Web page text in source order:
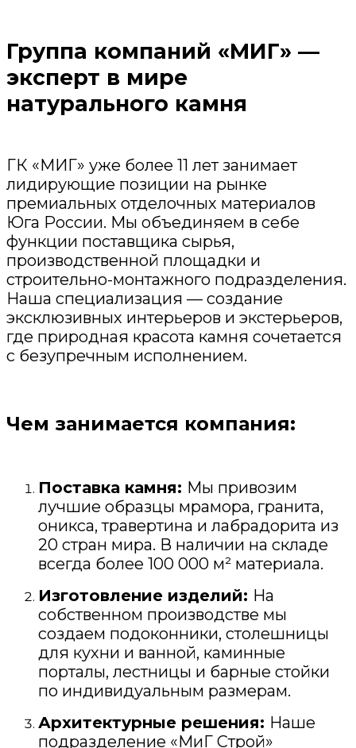
Группа компаний «МИГ» —
эксперт в мире
натурального камня
ГК «МИГ» уже более 11 лет занимает
лидирующие позиции на рынке
премиальных отделочных материалов
Юга России. Мы объединяем в себе
функции поставщика сырья,
производственной площадки и
строительно-монтажного подразделения.
Наша специализация — создание
эксклюзивных интерьеров и экстерьеров,
где природная красота камня сочетается
с безупречным исполнением.
Чем занимается компания:
Поставка камня: Мы привозим
лучшие образцы мрамора, гранита,
оникса, травертина и лабрадорита из
20 стран мира. В наличии на складе
всегда более 100 000 м² материала.
Изготовление изделий: На
собственном производстве мы
создаем подоконники, столешницы
для кухни и ванной, каминные
порталы, лестницы и барные стойки
по индивидуальным размерам.
Архитектурные решения: Наше
подразделение «МиГ Строй»